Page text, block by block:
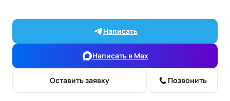
Написать
Написать в Max
Оставить заявку Позвонить